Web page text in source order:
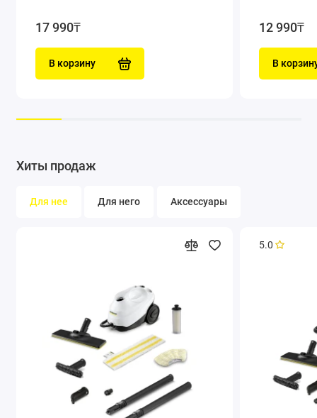
17 990₸
В корзину
12 990₸
В
Хиты продаж
Для нее Для него Аксессуары
5.0